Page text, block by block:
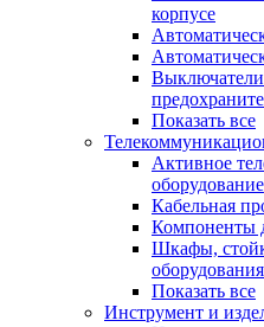
корпусе
Показать все
Активное
оборудование
Кабельная
Компоненты
Шкафы,
Показать все
Инструмент и